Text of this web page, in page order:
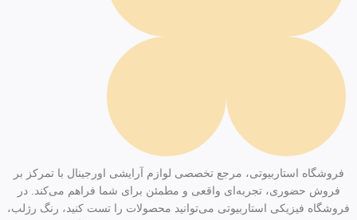
فروشگاه استاربیوتی، مرجع تخصصی لوازم آرایشی اورجینال با تمرکز بر
فروش حضوری، تجربه‌ای واقعی و مطمئن برای شما فراهم می‌کند. در
فروشگاه فیزیکی استاربیوتی می‌توانید محصولات را تست کنید، رنگ رژلب،